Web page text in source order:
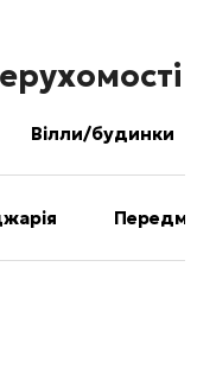
Вілли/будинки